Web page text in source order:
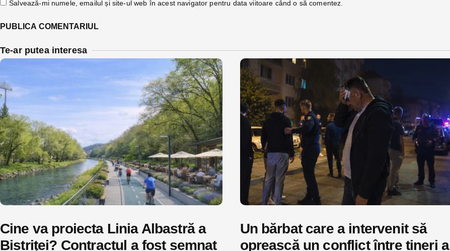
Salvează-mi numele, emailul și site-ul web în acest navigator pentru data viitoare când o să comentez.
Te-ar putea interesa
Cine va proiecta Linia Albastră a
Bistriței? Contractul a fost semnat
Un bărbat care a intervenit să
oprească un conflict între tineri a